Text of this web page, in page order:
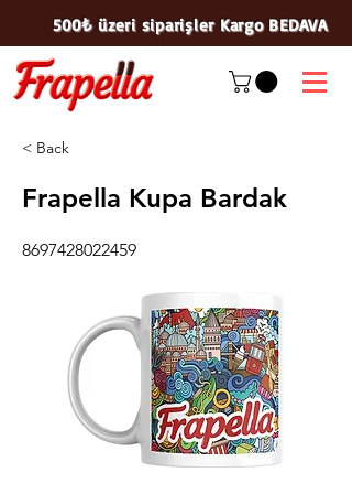
500₺ üzeri siparişler Kargo BEDAVA
< Back
Frapella Kupa Bardak
8697428022459